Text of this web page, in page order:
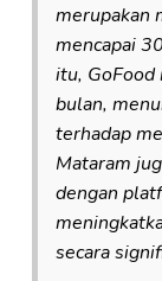
merupakan
mencapai
itu, GoFood
bulan,
terhadap
Mataram
dengan
secara